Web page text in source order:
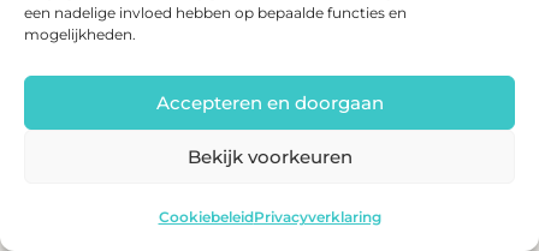
een nadelige invloed hebben op bepaalde functies en
mogelijkheden.
Accepteren en doorgaan
Bekijk voorkeuren
CookiebeleidPrivacyverklaring
Tenways CGO009 (Classic)